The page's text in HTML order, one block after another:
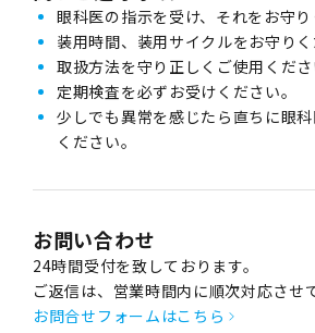
眼科医の指示を受け、それをお守り
装用時間、装用サイクルをお守りく
取扱方法を守り正しくご使用くださ
定期検査を必ずお受けください。
少しでも異常を感じたら直ちに眼
ください。
お問い合わせ
24時間受付を致しております。
ご返信は、営業時間内に順次対応させ
お問合せフォームはこちら